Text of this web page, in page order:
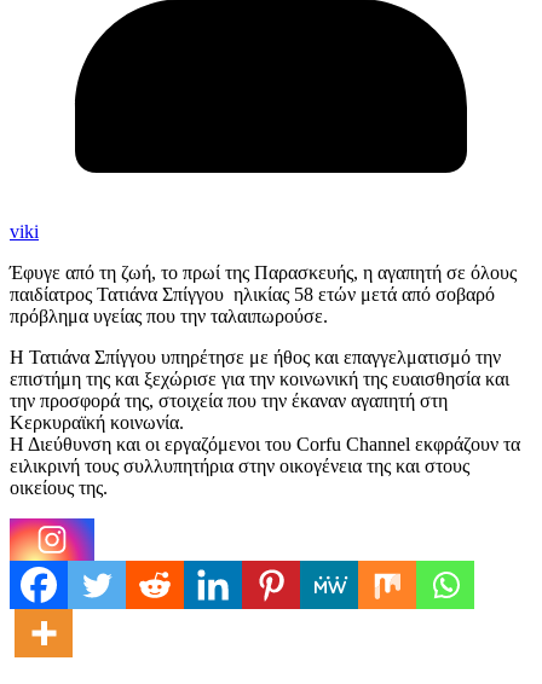
viki
Έφυγε από τη ζωή, το πρωί της Παρασκευής, η αγαπητή σε όλους
παιδίατρος Τατιάνα Σπίγγου ηλικίας 58 ετών μετά από σοβαρό
πρόβλημα υγείας που την ταλαιπωρούσε.
Η Τατιάνα Σπίγγου υπηρέτησε με ήθος και επαγγελματισμό την
επιστήμη της και ξεχώρισε για την κοινωνική της ευαισθησία και
την προσφορά της, στοιχεία που την έκαναν αγαπητή στη
Κερκυραϊκή κοινωνία.
Η Διεύθυνση και οι εργαζόμενοι του Corfu Channel εκφράζουν τα
ειλικρινή τους συλλυπητήρια στην οικογένεια της και στους
οικείους της.